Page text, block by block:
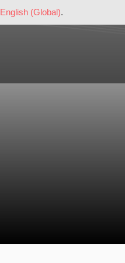
English (Global).